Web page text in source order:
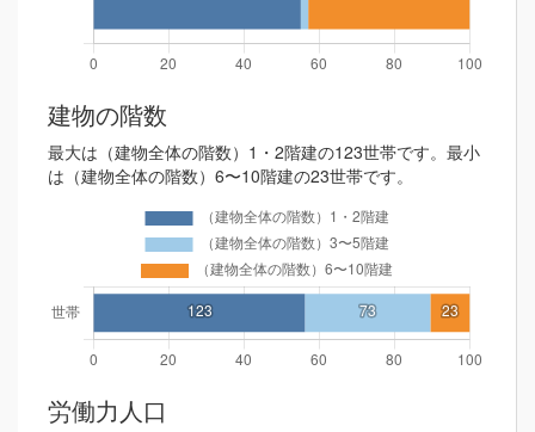
建物の階数
最大は（建物全体の階数）1・2階建の123世帯です。最小
は（建物全体の階数）6〜10階建の23世帯です。
労働力人口